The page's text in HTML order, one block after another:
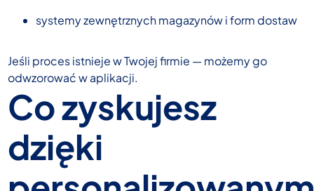
systemy zewnętrznych magazynów i form dostaw
Jeśli proces istnieje w Twojej firmie — możemy go
odwzorować w aplikacji.
Co zyskujesz
dzięki